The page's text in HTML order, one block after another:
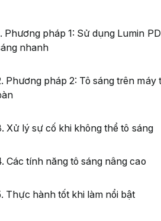
Phương pháp 1: Sử dụng Lumin
nhanh
Phương pháp 2: Tô sáng trên máy
Xử lý sự cố khi không thể tô sáng
Các tính năng tô sáng nâng cao
Thực hành tốt khi làm nổi bật